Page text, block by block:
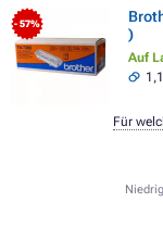
- 57%
)
Auf
Für